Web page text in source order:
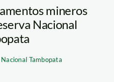
mineros
Nacional
Tambopata